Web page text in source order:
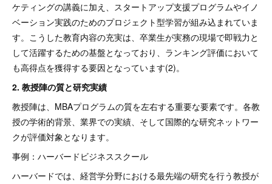
ケティングの講義に加え、スタートアップ支援プログラムやイノ
ベーション実践のためのプロジェクト型学習が組み込まれていま
す。こうした教育内容の充実は、卒業生が実務の現場で即戦力と
して活躍するための基盤となっており、ランキング評価において
も高得点を獲得する要因となっています(2)。
2. 教授陣の質と研究実績
教授陣は、MBAプログラムの質を左右する重要な要素です。各教
授の学術的背景、業界での実績、そして国際的な研究ネットワー
クが評価対象となります。
事例：ハーバードビジネススクール
ハーバードでは、経営学分野における最先端の研究を行う教授が